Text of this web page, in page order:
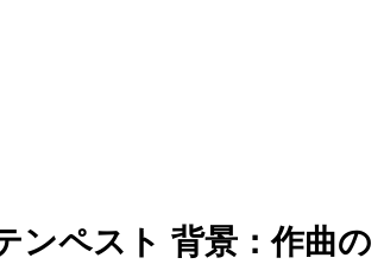
ンペスト 背景：作曲の